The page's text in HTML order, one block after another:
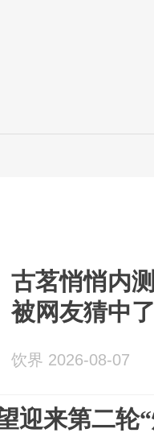
古茗悄悄内
被网友猜中
饮界 2026-08-07
迎来第二轮